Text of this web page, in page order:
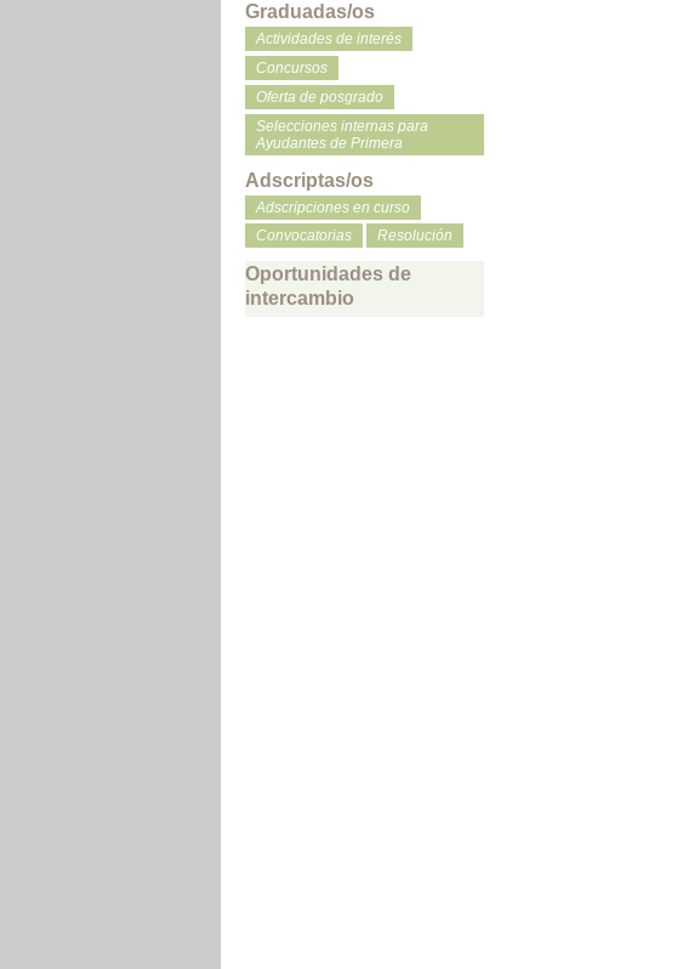
Graduadas/os
Actividades de interés
Concursos
Oferta de posgrado
Selecciones internas para
Ayudantes de Primera
Adscriptas/os
Adscripciones en curso
Convocatorias
Resolución
Oportunidades de
intercambio